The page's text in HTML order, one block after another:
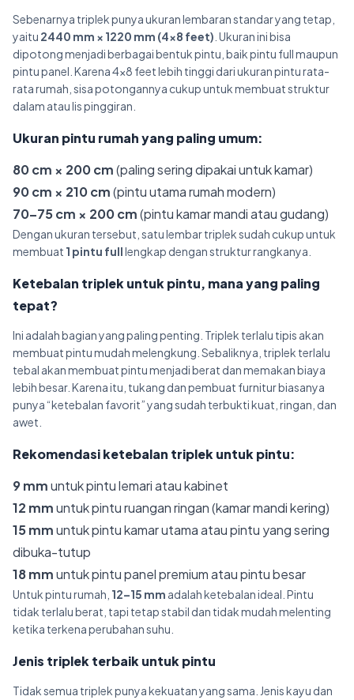
Sebenarnya triplek punya ukuran lembaran standar yang tetap,
yaitu 2440 mm × 1220 mm (4×8 feet) . Ukuran ini bisa
dipotong menjadi berbagai bentuk pintu, baik pintu full maupun
pintu panel. Karena 4×8 feet lebih tinggi dari ukuran pintu rata-
rata rumah, sisa potongannya cukup untuk membuat struktur
dalam atau lis pinggiran.
Ukuran pintu rumah yang paling umum:
80 cm × 200 cm(paling sering dipakai untuk kamar)
90 cm × 210 cm(pintu utama rumah modern)
70–75 cm × 200 cm(pintu kamar mandi atau gudang)
Dengan ukuran tersebut, satu lembar triplek sudah cukup untuk
membuat 1 pintu fulllengkap dengan struktur rangkanya.
Ketebalan triplek untuk pintu, mana yang paling
tepat?
Ini adalah bagian yang paling penting. Triplek terlalu tipis akan
membuat pintu mudah melengkung. Sebaliknya, triplek terlalu
tebal akan membuat pintu menjadi berat dan memakan biaya
lebih besar. Karena itu, tukang dan pembuat furnitur biasanya
punya “ketebalan favorit” yang sudah terbukti kuat, ringan, dan
awet.
Rekomendasi ketebalan triplek untuk pintu:
9 mmuntuk pintu lemari atau kabinet
12 mmuntuk pintu ruangan ringan (kamar mandi kering)
15 mmuntuk pintu kamar utama atau pintu yang sering
dibuka-tutup
18 mmuntuk pintu panel premium atau pintu besar
Untuk pintu rumah, 12–15 mm adalah ketebalan ideal. Pintu
tidak terlalu berat, tapi tetap stabil dan tidak mudah melenting
ketika terkena perubahan suhu.
Jenis triplek terbaik untuk pintu
Tidak semua triplek punya kekuatan yang sama. Jenis kayu dan